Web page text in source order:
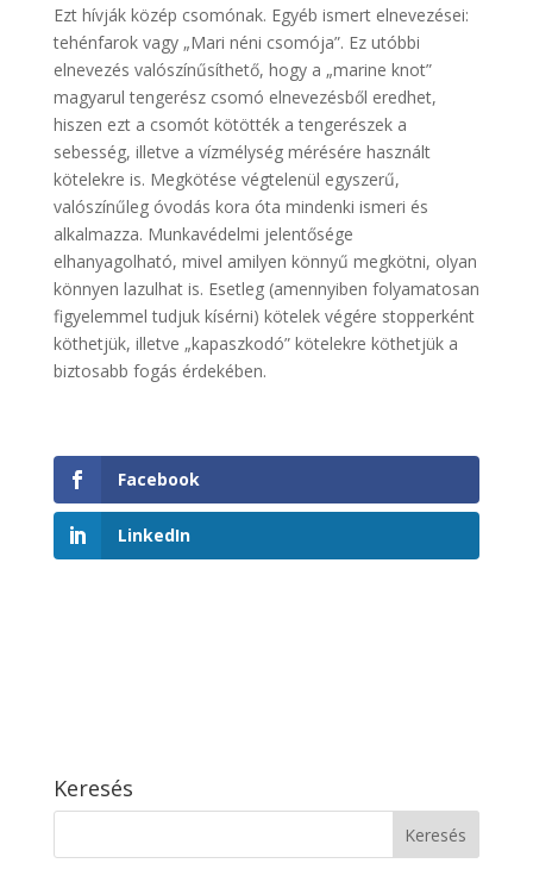
Ezt hívják közép csomónak. Egyéb ismert elnevezései:
tehénfarok vagy „Mari néni csomója”. Ez utóbbi
elnevezés valószínűsíthető, hogy a „marine knot”
magyarul tengerész csomó elnevezésből eredhet,
hiszen ezt a csomót kötötték a tengerészek a
sebesség, illetve a vízmélység mérésére használt
kötelekre is. Megkötése végtelenül egyszerű,
valószínűleg óvodás kora óta mindenki ismeri és
alkalmazza. Munkavédelmi jelentősége
elhanyagolható, mivel amilyen könnyű megkötni, olyan
könnyen lazulhat is. Esetleg (amennyiben folyamatosan
figyelemmel tudjuk kísérni) kötelek végére stopperként
köthetjük, illetve „kapaszkodó” kötelekre köthetjük a
biztosabb fogás érdekében.
Facebook
LinkedIn
Keresés